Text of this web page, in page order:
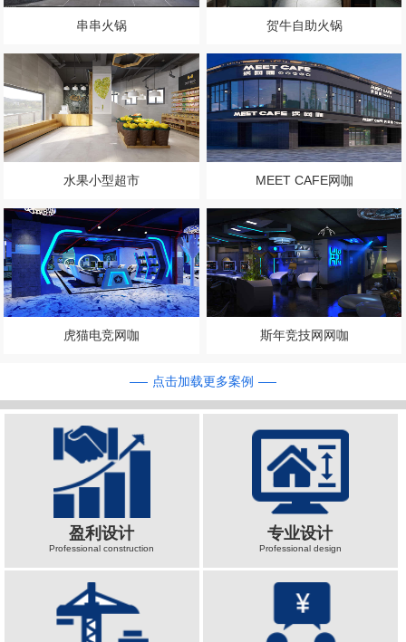
串串火锅 贺牛自助火锅
水果小型超市 MEET CAFE网咖
虎猫电竞网咖 斯年竞技网网咖
点击加载更多案例
盈利设计
Professional construction
专业设计
Professional design